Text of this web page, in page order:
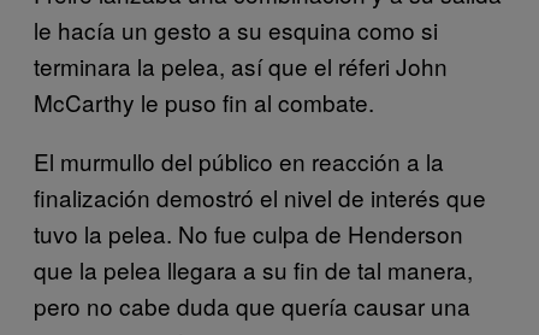
le hacía un gesto a su esquina como si
terminara la pelea, así que el réferi John
McCarthy le puso fin al combate.
El murmullo del público en reacción a la
finalización demostró el nivel de interés que
tuvo la pelea. No fue culpa de Henderson
que la pelea llegara a su fin de tal manera,
pero no cabe duda que quería causar una